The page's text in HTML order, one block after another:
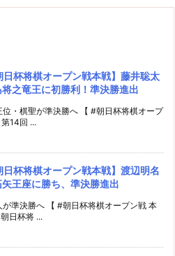
日杯将棋オープン戦本戦】藤井聡太
之竜王に初勝利！準決勝進出
・棋聖が準決勝へ 【 #朝日杯将棋オープ
14回 ...
日杯将棋オープン戦本戦】渡辺明名
王座に勝ち、準決勝進出
準決勝へ 【 #朝日杯将棋オープン戦 本
日杯将 ...